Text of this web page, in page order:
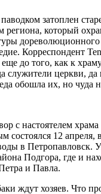
затоплен
региона, который
Корреспондент
до того, как к
служители церкви,
обошла их, но чуда
с настоятелем
состоялся 12 апреля,
в Петропавловск.
Подгора, где и
и Павла.